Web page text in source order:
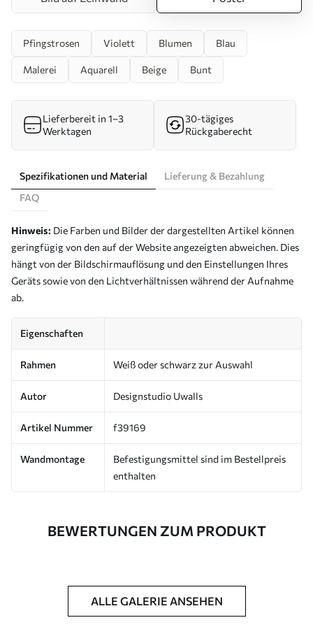
Pfingstrosen Violett Blumen Blau
Malerei Aquarell Beige Bunt
Lieferbereit in 1–3
Werktagen
30-tägiges
Rückgaberecht
Spezifikationen und Material
Lieferung & Bezahlung
FAQ
Hinweis: Die Farben und Bilder der dargestellten Artikel können
geringfügig von den auf der Website angezeigten abweichen. Dies
hängt von der Bildschirmauflösung und den Einstellungen Ihres
Geräts sowie von den Lichtverhältnissen während der Aufnahme
ab.
Eigenschaften
Rahmen Weiß oder schwarz zur Auswahl
Autor Designstudio Uwalls
Artikel Nummer f39169
Wandmontage
Befestigungsmittel sind im Bestellpreis
enthalten
BEWERTUNGEN ZUM PRODUKT
ALLE GALERIE ANSEHEN